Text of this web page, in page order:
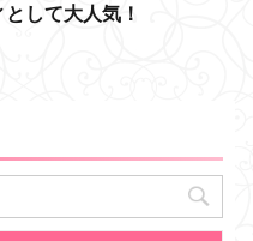
して大人気！